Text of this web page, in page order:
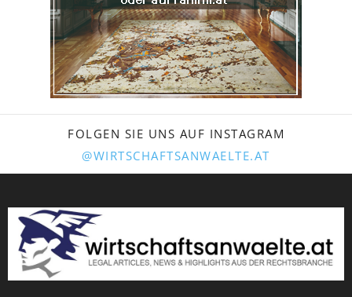
FOLGEN SIE UNS AUF INSTAGRAM
@WIRTSCHAFTSANWAELTE.AT